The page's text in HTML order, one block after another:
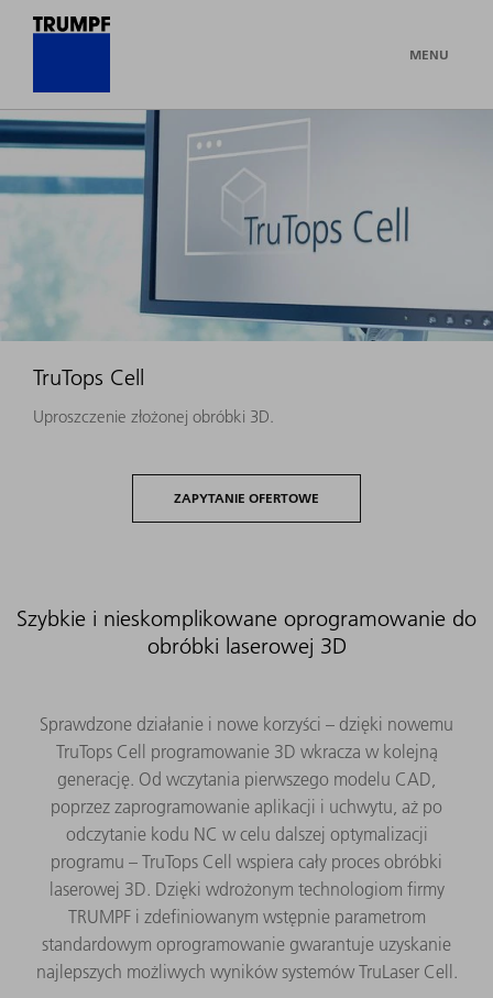
MENU
TruTops Cell
Uproszczenie złożonej obróbki 3D.
ZAPYTANIE OFERTOWE
Szybkie i nieskomplikowane oprogramowanie do
obróbki laserowej 3D
Sprawdzone działanie i nowe korzyści – dzięki nowemu
TruTops Cell programowanie 3D wkracza w kolejną
generację. Od wczytania pierwszego modelu CAD,
poprzez zaprogramowanie aplikacji i uchwytu, aż po
odczytanie kodu NC w celu dalszej optymalizacji
programu – TruTops Cell wspiera cały proces obróbki
laserowej 3D. Dzięki wdrożonym technologiom firmy
TRUMPF i zdefiniowanym wstępnie parametrom
standardowym oprogramowanie gwarantuje uzyskanie
najlepszych możliwych wyników systemów TruLaser Cell.